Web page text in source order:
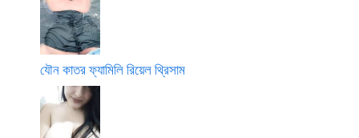
যৌন কাতর ফ্যামিলি রিয়েল থ্রিসাম